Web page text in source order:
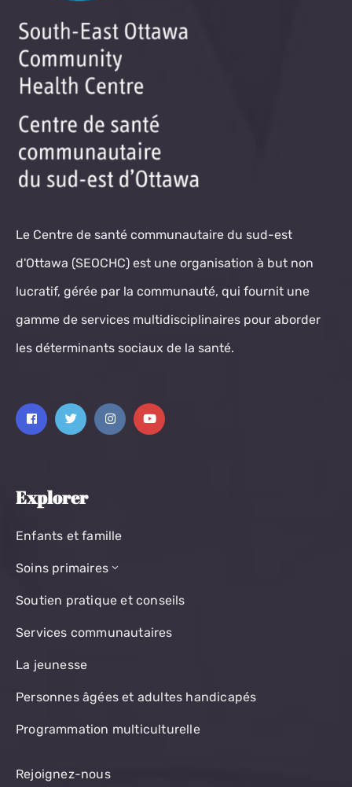
Le Centre de santé communautaire du sud-est
d'Ottawa (SEOCHC) est une organisation à but non
lucratif, gérée par la communauté, qui fournit une
gamme de services multidisciplinaires pour aborder
les déterminants sociaux de la santé.
Explorer
Enfants et famille
Soins primaires
Soutien pratique et conseils
Services communautaires
La jeunesse
Personnes âgées et adultes handicapés
Programmation multiculturelle
Rejoignez-nous